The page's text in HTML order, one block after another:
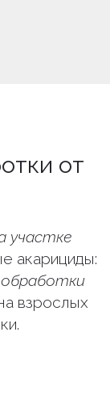
от
участке
акарициды:
взрослых